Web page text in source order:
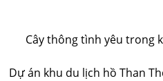
Cây thông tình yêu trong
Dự án khu du lịch hồ Than